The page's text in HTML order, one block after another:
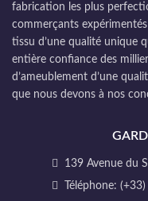
fabrication les plus
commerçants
tissu d’une qualité unique
entière confiance des
d’ameublement d’une
que nous devons à nos
139 Avenue du
Téléphone: